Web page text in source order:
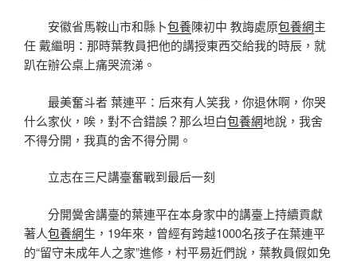
安徽省馬鞍山市和縣卜包養陳初中 教誨處原包養網主
任 戴繼明：那時葉教員把他的講授東西交給我的時辰，就
趴在辦公桌上痛哭流涕。
最美奮斗者 葉連平：后來有人笑我，你退休啊，你哭
什么家伙，唉，對不合錯誤？那么坦白包養網地說，我舍
不得分開，我真的舍不得分開。
立志在三尺講臺奮戰到最后一刻
分開黌舍講臺的葉連平在本身家中的講臺上持續貢獻
著人包養網生，19年來，曾經有跨越1000名孩子在葉連平
的“留守未成年人之家”進修，村平易近們說，葉教員假如免